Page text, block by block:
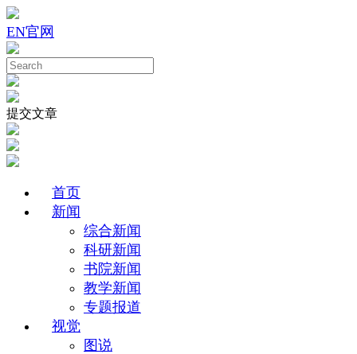
EN官网
提交文章
首页
新闻
综合新闻
科研新闻
书院新闻
教学新闻
专题报道
视觉
图说